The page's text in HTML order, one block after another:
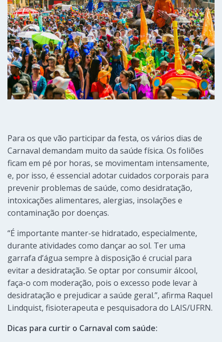
Para os que vão participar da festa, os vários dias de
Carnaval demandam muito da saúde física. Os foliões
ficam em pé por horas, se movimentam intensamente,
e, por isso, é essencial adotar cuidados corporais para
prevenir problemas de saúde, como desidratação,
intoxicações alimentares, alergias, insolações e
contaminação por doenças.
“É importante manter-se hidratado, especialmente,
durante atividades como dançar ao sol. Ter uma
garrafa d’água sempre à disposição é crucial para
evitar a desidratação. Se optar por consumir álcool,
faça-o com moderação, pois o excesso pode levar à
desidratação e prejudicar a saúde geral.”, afirma Raquel
Lindquist, fisioterapeuta e pesquisadora do LAIS/UFRN.
Dicas para curtir o Carnaval com saúde: